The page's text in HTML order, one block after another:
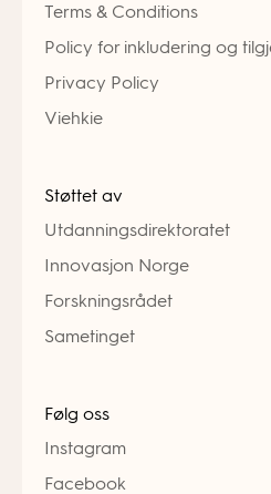
Terms & Conditions
Policy for inkludering og
Privacy Policy
Viehkie
Støttet av
Utdanningsdirektoratet
Innovasjon Norge
Forskningsrådet
Sametinget
Følg oss
Instagram
Facebook